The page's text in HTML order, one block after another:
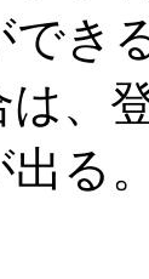
でき
は、
出る